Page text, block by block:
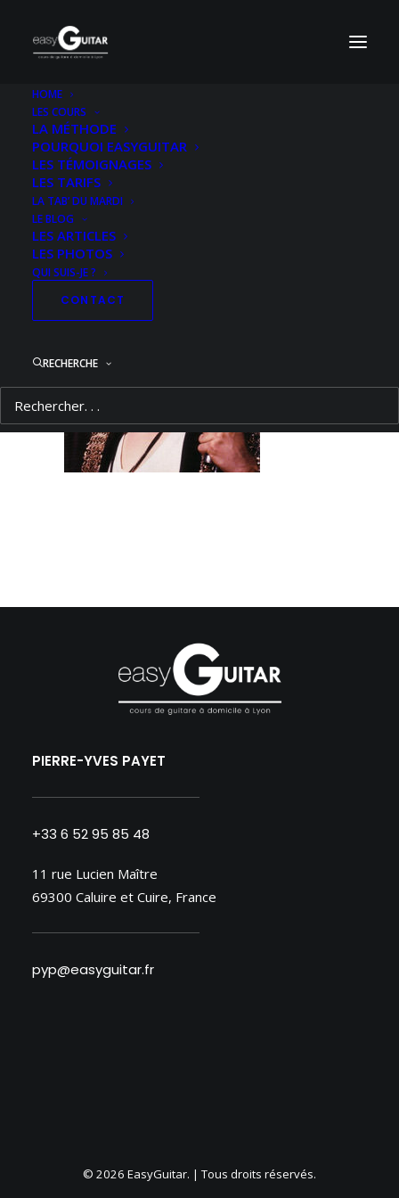
HOME
LES COURS
LA MÉTHODE
POURQUOI EASYGUITAR
LES TÉMOIGNAGES
LES TARIFS
LA TAB’ DU MARDI
LE BLOG
LES ARTICLES
LES PHOTOS
QUI SUIS-JE ?
CONTACT
RECHERCHE
Accueil Electrique Niveau 2
PIERRE-YVES PAYET
+33 6 52 95 85 48
11 rue Lucien Maître
69300 Caluire et Cuire, France
pyp@easyguitar.fr
© 2026 EasyGuitar. | Tous droits réservés.